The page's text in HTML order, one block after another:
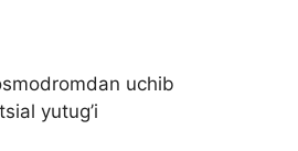
uchib
yutug’i